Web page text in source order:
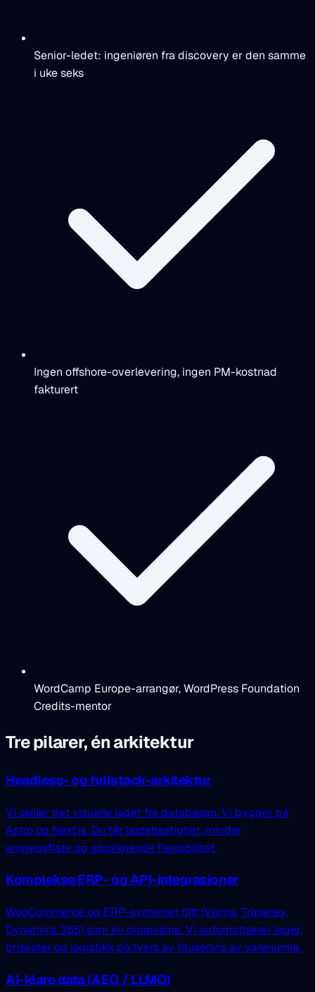
Senior-ledet: ingeniøren fra discovery er den samme
i uke seks
Ingen offshore-overlevering, ingen PM-kostnad
fakturert
WordCamp Europe-arrangør, WordPress Foundation
Credits-mentor
Tre pilarer, én arkitektur
Headless- og fullstack-arkitektur
Vi skiller det visuelle laget fra databasen. Vi bygger på
Astro og Next.js. Du får lastehastighet, mindre
angrepsflate og appliknende fleksibilitet.
Komplekse ERP- og API-integrasjoner
WooCommerce og ERP-systemet ditt (Visma, Tripletex,
Dynamics 365) som én organisme. Vi automatiserer lager,
prislister og logistikk på tvers av titusenvis av varenumre.
AI-klare data (AEO / LLMO)